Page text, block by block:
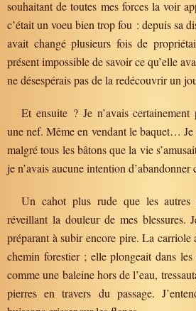
souhaitant de toutes mes forces la voir
c’était un voeu bien trop fou : depuis sa
avait changé plusieurs fois de
présent impossible de savoir ce qu’elle
ne désespérais pas de la redécouvrir un
Et ensuite ? Je n’avais certainement
une nef. Même en vendant le baquet…
malgré tous les bâtons que la vie
je n’avais aucune intention d’abandonner
Un cahot plus rude que les
réveillant la douleur de mes blessures.
préparant à subir encore pire. La carriole
chemin forestier ; elle plongeait dans
comme une baleine hors de l’eau,
pierres en travers du passage.